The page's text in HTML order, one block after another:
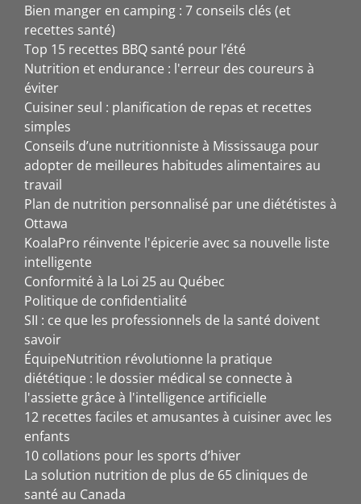
Bien manger en camping : 7 conseils clés (et
recettes santé)
Top 15 recettes BBQ santé pour l’été
Nutrition et endurance : l'erreur des coureurs à
éviter
Cuisiner seul : planification de repas et recettes
simples
Conseils d’une nutritionniste à Mississauga pour
adopter de meilleures habitudes alimentaires au
travail
Plan de nutrition personnalisé par une diététistes à
Ottawa
KoalaPro réinvente l'épicerie avec sa nouvelle liste
intelligente
Conformité à la Loi 25 au Québec
Politique de confidentialité
SII : ce que les professionnels de la santé doivent
savoir
ÉquipeNutrition révolutionne la pratique
diététique : le dossier médical se connecte à
l'assiette grâce à l'intelligence artificielle
12 recettes faciles et amusantes à cuisiner avec les
enfants
10 collations pour les sports d’hiver
La solution nutrition de plus de 65 cliniques de
santé au Canada